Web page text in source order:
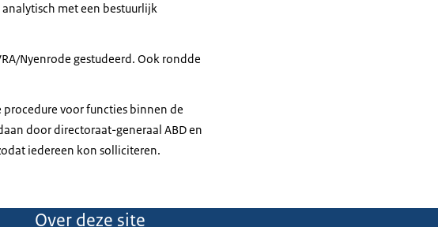
met een bestuurlijk
Nyenrode gestudeerd. Ook rondde
voor functies binnen de
door directoraat-generaal ABD en
iedereen kon solliciteren.
Over deze site